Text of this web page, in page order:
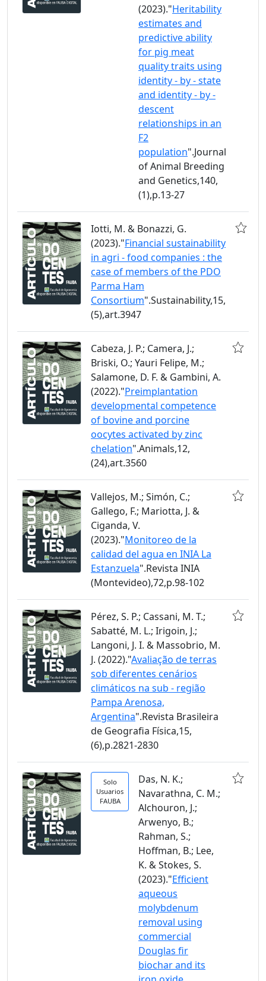
(2023)."Heritability
estimates and
predictive ability
for pig meat
quality traits using
identity - by - state
and identity - by -
descent
relationships in an
F2
population".Journal
of Animal Breeding
and Genetics,140,
(1),p.13-27
Iotti, M. & Bonazzi, G.
(2023)."Financial sustainability
in agri - food companies : the
case of members of the PDO
Parma Ham
Consortium".Sustainability,15,
(5),art.3947
Cabeza, J. P.; Camera, J.;
Briski, O.; Yauri Felipe, M.;
Salamone, D. F. & Gambini, A.
(2022)."Preimplantation
developmental competence
of bovine and porcine
oocytes activated by zinc
chelation".Animals,12,
(24),art.3560
Vallejos, M.; Simón, C.;
Gallego, F.; Mariotta, J. &
Ciganda, V.
(2023)."Monitoreo de la
calidad del agua en INIA La
Estanzuela".Revista INIA
(Montevideo),72,p.98-102
Pérez, S. P.; Cassani, M. T.;
Sabatté, M. L.; Irigoin, J.;
Langoni, J. I. & Massobrio, M.
J. (2022)."Avaliação de terras
sob diferentes cenários
climáticos na sub - região
Pampa Arenosa,
Argentina".Revista Brasileira
de Geografia Física,15,
(6),p.2821-2830
Solo
Usuarios
FAUBA
Das, N. K.;
Navarathna, C. M.;
Alchouron, J.;
Arwenyo, B.;
Rahman, S.;
Hoffman, B.; Lee,
K. & Stokes, S.
(2023)."Efficient
aqueous
molybdenum
removal using
commercial
Douglas fir
biochar and its